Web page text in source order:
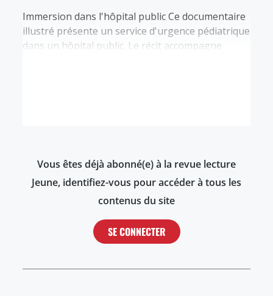
Immersion dans l'hôpital public Ce documentaire
illustré présente un service d'urgence pédiatrique
dans un hôpital public. Le récit accompagne
Vous êtes déjà abonné(e) à la revue lecture
Jeune, identifiez-vous pour accéder à tous les
contenus du site
SE CONNECTER